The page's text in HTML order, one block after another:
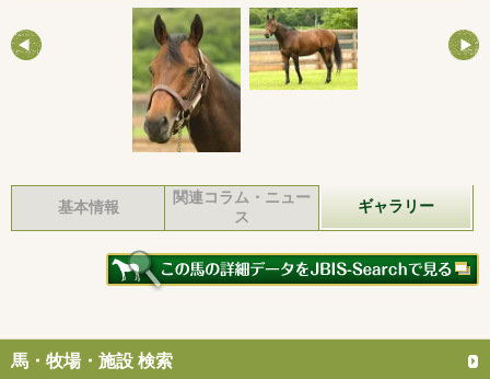
基本情報
関連コラム・ニュー
ス
ギャラリー
馬・牧場・施設 検索